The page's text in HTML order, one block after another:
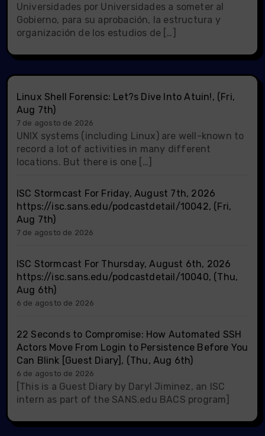
Universidades por Universidades a someter al
Gobierno, para su aprobación, la estructura y
organización de los estudios de […]
Linux Shell Forensic: Let?s Dive Into Atuin!, (Fri,
Aug 7th)
7 de agosto de 2026
UNIX systems (including Linux) are well-known to
record a lot of activities in many different
locations. But there is one […]
ISC Stormcast For Friday, August 7th, 2026
https://isc.sans.edu/podcastdetail/10042, (Fri,
Aug 7th)
7 de agosto de 2026
ISC Stormcast For Thursday, August 6th, 2026
https://isc.sans.edu/podcastdetail/10040, (Thu,
Aug 6th)
6 de agosto de 2026
22 Seconds to Compromise: How Automated SSH
Actors Move From Login to Persistence Before You
Can Blink [Guest Diary], (Thu, Aug 6th)
6 de agosto de 2026
[This is a Guest Diary by Daryl Jiminez, an ISC
intern as part of the SANS.edu BACS program]